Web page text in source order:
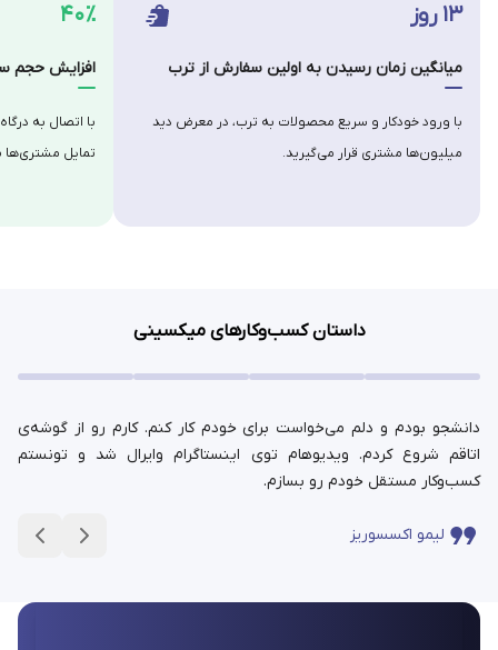
۴۰٪
افزایش حجم
با اتصال به
تمایل
۱۳ روز
میانگین زمان رسیدن به اولین سفارش از ترب
با ورود خودکار و سریع محصولات به ترب، در معرض دید
میلیون‌ها مشتری قرار می‌گیرید.
داستان کسب‌وکارهای میکسینی
دانشجو بودم و دلم می‌خواست برای خودم کار کنم. کارم رو از گوشه‌ی
اتاقم شروع کردم. ویدیوهام توی اینستاگرام وایرال شد و تونستم
کسب‌وکار مستقل خودم رو بسازم.
لیمو اکسسوریز